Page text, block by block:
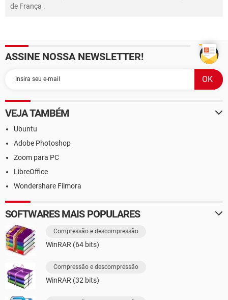
de França .
ASSINE NOSSA NEWSLETTER!
VEJA TAMBÉM
Ubuntu
Adobe Photoshop
Zoom para PC
LibreOffice
Wondershare Filmora
SOFTWARES MAIS POPULARES
Compressão e descompressão
WinRAR (64 bits)
Compressão e descompressão
WinRAR (32 bits)